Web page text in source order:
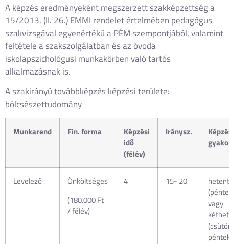
A képzés eredményeként megszerzett szakképzettség a
15/2013. (II. 26.) EMMI rendelet értelmében pedagógus
szakvizsgával egyenértékű a PÉM szempontjából, valamint
feltétele a szakszolgálatban és az óvoda
iskolapszichológusi munkakörben való tartós
alkalmazásnak is.
A szakirányú továbbképzés képzési területe:
bölcsészettudomány
Munkarend Fin. forma
Képzési
idő
(félév)
Iránysz.
Levelező
Önköltséges
(180.000 Ft
/ félév)
4 15- 20
vagy